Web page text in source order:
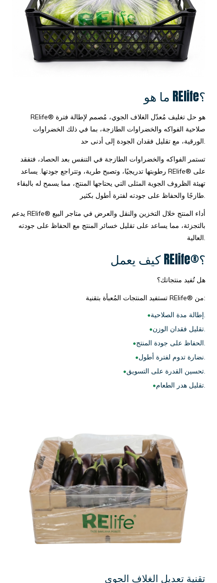
ما هو RElife؟
RElife® هو حل تغليف مُعدّل الغلاف الجوي، مُصمم لإطالة فترة
صلاحية الفواكه والخضراوات الطازجة، بما في ذلك الخضراوات
تستمر الفواكه والخضراوات الطازجة في التنفس بعد الحصاد، فتفقد
رطوبتها تدريجيًا، وتصبح طرية، وتتراجع جودتها. يساعد RElife® على
تهيئة الظروف الجوية المثلى التي يحتاجها المنتج، مما يسمح له بالبقاء
يدعم RElife® أداء المنتج خلال التخزين والنقل والعرض في متاجر البيع
بالتجزئة، مما يساعد على تقليل خسائر المنتج مع الحفاظ على جودته
كيف يعمل RElife®؟
هل تُفيد منتجاتك؟
تستفيد المنتجات المُعبأة بتقنية RElife® من:
تقنية تعديل الغلاف الجوي